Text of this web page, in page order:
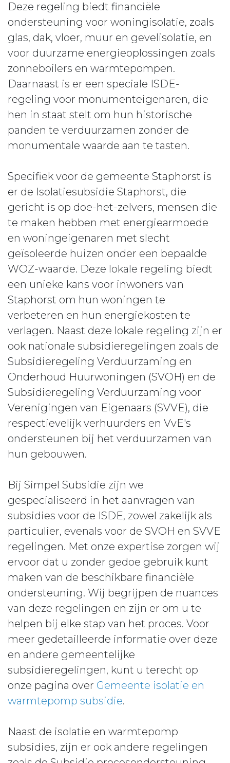
Deze regeling biedt financiële
ondersteuning voor woningisolatie, zoals
glas, dak, vloer, muur en gevelisolatie, en
voor duurzame energieoplossingen zoals
zonneboilers en warmtepompen.
Daarnaast is er een speciale ISDE-
regeling voor monumenteigenaren, die
hen in staat stelt om hun historische
panden te verduurzamen zonder de
monumentale waarde aan te tasten.
Specifiek voor de gemeente Staphorst is
er de Isolatiesubsidie Staphorst, die
gericht is op doe-het-zelvers, mensen die
te maken hebben met energiearmoede
en woningeigenaren met slecht
geïsoleerde huizen onder een bepaalde
WOZ-waarde. Deze lokale regeling biedt
een unieke kans voor inwoners van
Staphorst om hun woningen te
verbeteren en hun energiekosten te
verlagen. Naast deze lokale regeling zijn er
ook nationale subsidieregelingen zoals de
Subsidieregeling Verduurzaming en
Onderhoud Huurwoningen (SVOH) en de
Subsidieregeling Verduurzaming voor
Verenigingen van Eigenaars (SVVE), die
respectievelijk verhuurders en VvE's
ondersteunen bij het verduurzamen van
hun gebouwen.
Bij Simpel Subsidie zijn we
gespecialiseerd in het aanvragen van
subsidies voor de ISDE, zowel zakelijk als
particulier, evenals voor de SVOH en SVVE
regelingen. Met onze expertise zorgen wij
ervoor dat u zonder gedoe gebruik kunt
maken van de beschikbare financiële
ondersteuning. Wij begrijpen de nuances
van deze regelingen en zijn er om u te
helpen bij elke stap van het proces. Voor
meer gedetailleerde informatie over deze
en andere gemeentelijke
subsidieregelingen, kunt u terecht op
onze pagina over Gemeente isolatie en
warmtepomp subsidie.
Naast de isolatie en warmtepomp
subsidies, zijn er ook andere regelingen